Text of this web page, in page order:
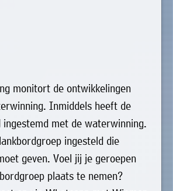
monitort de ontwikkelingen
Inmiddels heeft de
ingestemd met de waterwinning.
ingesteld die
geven. Voel jij je geroepen
plaats te nemen?